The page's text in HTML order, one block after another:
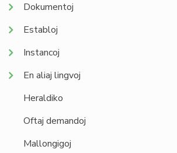
Dokumentoj
Establoj
Instancoj
En aliaj lingvoj
Heraldiko
Oftaj demandoj
Mallongigoj